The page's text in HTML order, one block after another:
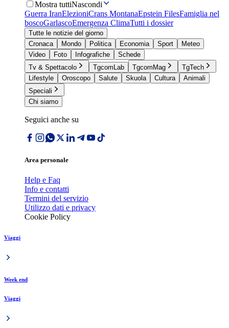
Mostra tuttiNascondi
Guerra IranElezioniCrans MontanaEpstein FilesFamiglia nel
boscoGarlascoEmergenza ClimaTutti i dossier
Tutte le notizie del giorno
Cronaca
Mondo Politica Economia Sport
Meteo
Video
Foto Infografiche
Schede
Tv & Spettacolo
TgcomLab TgcomMag
TgTech
Lifestyle
Oroscopo Salute Skuola Cultura
Animali
Speciali
Chi siamo
Seguici anche su
Area personale
Help e Faq
Info e contatti
Termini del servizio
Utilizzo dati e privacy
Cookie Policy
Viaggi
Week end
Viaggi